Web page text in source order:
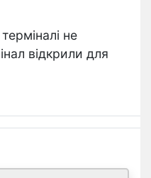
не
відкрили для